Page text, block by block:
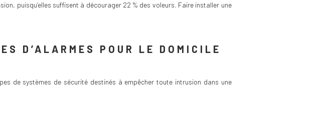
puisqu’elles suffisent à décourager 22 % des voleurs. Faire installer une
D’ALARMES POUR LE DOMICILE
de systèmes de sécurité destinés à empêcher toute intrusion dans une